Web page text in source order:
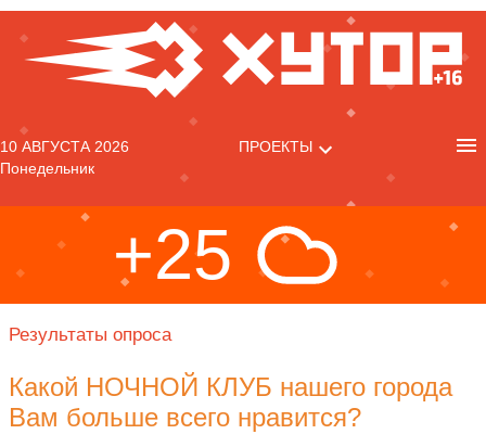
10 АВГУСТА 2026
Понедельник
ПРОЕКТЫ
+25
Результаты опроса
Какой НОЧНОЙ КЛУБ нашего города
Вам больше всего нравится?